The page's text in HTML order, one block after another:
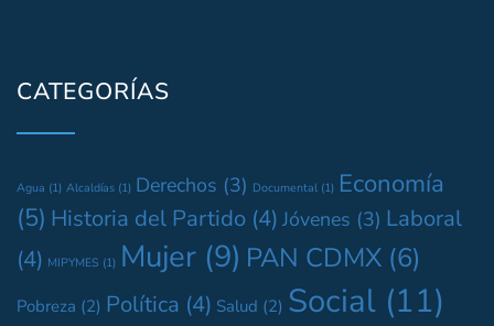
CATEGORÍAS
Agua (1) Alcaldías (1) Derechos (3) Documental (1) Economía
(5) Historia del Partido (4) Jóvenes (3) Laboral
(4) MIPYMES (1) Mujer (9) PAN CDMX (6)
Pobreza (2) Política (4) Salud (2) Social (11)